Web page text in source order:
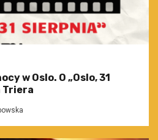
w Oslo. O „Oslo, 31
Triera